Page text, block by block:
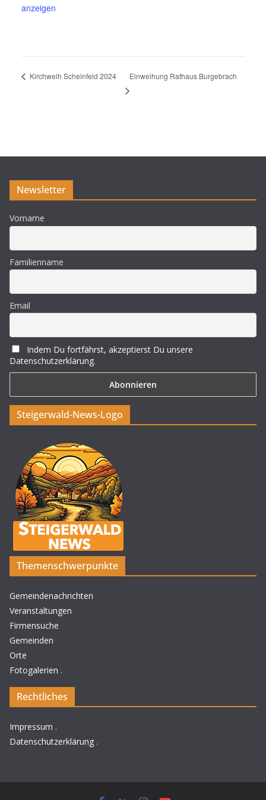
anzeigen
Kirchweih Scheinfeld 2024 Einweihung Rathaus Burgebrach
Newsletter
Vorname
Familienname
Email
Indem Du fortfährst, akzeptierst Du unsere
Datenschutzerklärung.
Steigerwald-News-Logo
Themenschwerpunkte
Gemeindenachrichten
Veranstaltungen
Firmensuche
Gemeinden
Orte
Fotogalerien .
Rechtliches
Impressum .
Datenschutzerklärung .